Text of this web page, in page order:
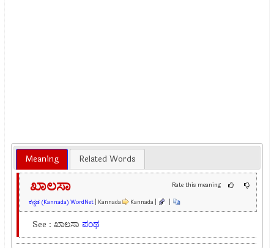
Meaning Related Words
Rate this meaning
ಖಾಲಸಾ
ಕನ್ನಡ (Kannada) WordNet | Kannada Kannada | |
See : ಖಾಲಸಾ ಪಂಥ